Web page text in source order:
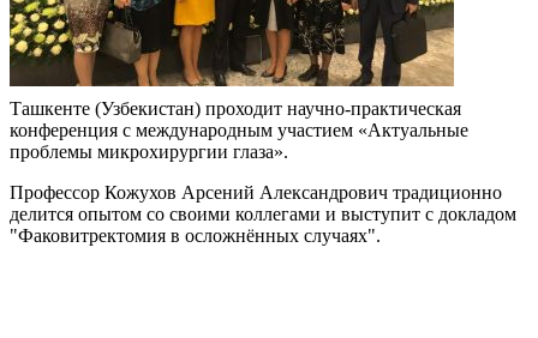
Ташкенте (Узбекистан) проходит научно-практическая
конференция с международным участием «Актуальные
проблемы микрохирургии глаза».
Профессор Кожухов Арсений Александрович традиционно
делится опытом со своими коллегами и выступит с докладом
"Факовитректомия в осложнённых случаях".